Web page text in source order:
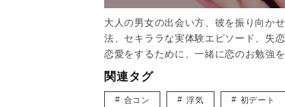
大人の男女の出会い方、彼を振り向か
法、セキララな実体験エピソード、失
恋愛をするために、一緒に恋のお勉強
関連タグ
合コン 浮気 初デート